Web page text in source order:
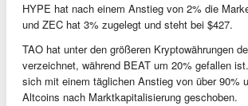
HYPE hat nach einem Anstieg von 2% die
und ZEC hat 3% zugelegt und steht bei $427.
TAO hat unter den größeren Kryptowährungen
verzeichnet, während BEAT um 20% gefallen
sich mit einem täglichen Anstieg von über 90%
Altcoins nach Marktkapitalisierung geschoben.